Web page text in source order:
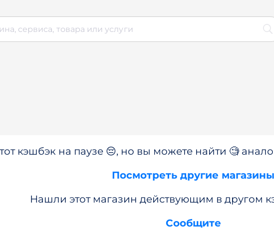
кэшбэк на паузе 😔, но вы можете найти 🧐
Посмотреть другие магазины
Нашли этот магазин действующим в другом
Сообщите